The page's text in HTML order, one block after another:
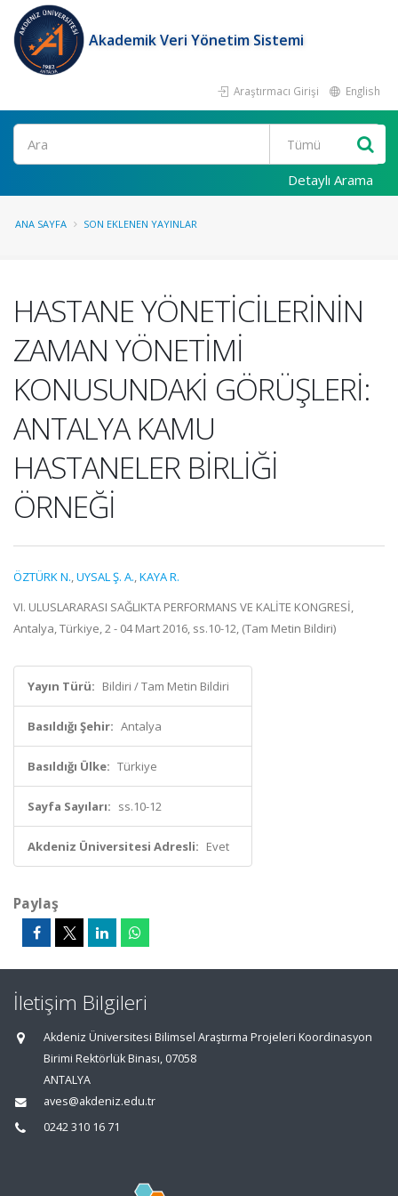
Akademik Veri Yönetim Sistemi
Araştırmacı Girişi English
Ara
Detaylı Arama
ANA SAYFA SON EKLENEN YAYINLAR
HASTANE YÖNETİCİLERİNİN
ZAMAN YÖNETİMİ
KONUSUNDAKİ GÖRÜŞLERİ:
ANTALYA KAMU
HASTANELER BİRLİĞİ
ÖRNEĞİ
ÖZTÜRK N.,UYSAL Ş. A.,KAYA R.
VI. ULUSLARARASI SAĞLIKTA PERFORMANS VE KALİTE KONGRESİ,
Antalya, Türkiye, 2 - 04 Mart 2016, ss.10-12, (Tam Metin Bildiri)
Yayın Türü: Bildiri / Tam Metin Bildiri
Basıldığı Şehir: Antalya
Basıldığı Ülke: Türkiye
Sayfa Sayıları: ss.10-12
Akdeniz Üniversitesi Adresli: Evet
Paylaş
İletişim Bilgileri
Akdeniz Üniversitesi Bilimsel Araştırma Projeleri Koordinasyon
Birimi Rektörlük Binası, 07058
ANTALYA
aves@akdeniz.edu.tr
0242 310 16 71